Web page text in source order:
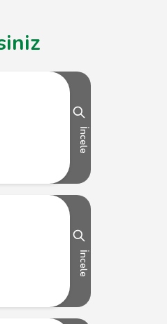
İncele
İncele